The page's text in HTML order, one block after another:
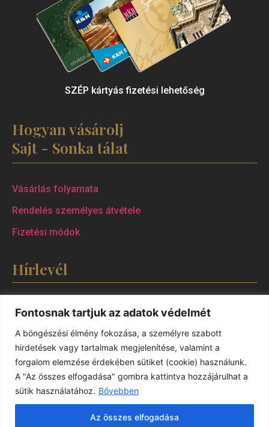
Fontosnak tartjuk az adatok védelmét
A böngészési élmény fokozása, a személyre szabott
hirdetések vagy tartalmak megjelenítése, valamint a
forgalom elemzése érdekében sütiket (cookie) használunk.
A "Az összes elfogadása" gombra kattintva hozzájárulhat a
sütik használatához. Bővebben
Az összes elfogadása
SZÉP kártyás fizetési lehetőség
Hogyan vásárolj
Sajt - Sonka tálat
Vásárlás folyamata
Rendelés személyes átvétele
Fizetési módok
Hírlevél
Elfogadom az adatvédelmi szabályzatban
foglaltakat